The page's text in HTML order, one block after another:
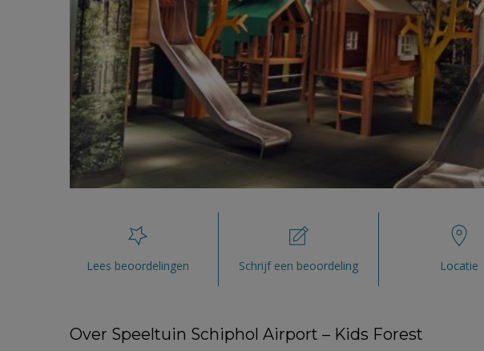
Lees beoordelingen Schrijf een beoordeling Locatie
Over Speeltuin Schiphol Airport – Kids Forest